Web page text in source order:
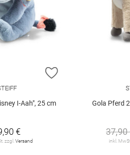
ZUR WUNSCHLISTE
I-Aah", 25 cm
€
zzgl.Versand
Gola Pferd
37,90
inkl.